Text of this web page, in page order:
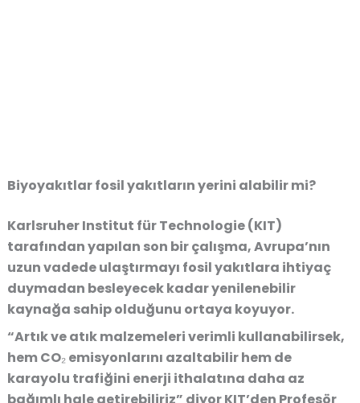
Biyoyakıtlar fosil yakıtların yerini alabilir mi?
Karlsruher Institut für Technologie (KIT)
tarafından yapılan son bir çalışma, Avrupa’nın
uzun vadede ulaştırmayı fosil yakıtlara ihtiyaç
duymadan besleyecek kadar yenilenebilir
kaynağa sahip olduğunu ortaya koyuyor.
“Artık ve atık malzemeleri verimli kullanabilirsek,
hem CO₂ emisyonlarını azaltabilir hem de
karayolu trafiğini enerji ithalatına daha az